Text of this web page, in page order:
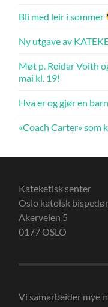
Bli med leir i sommer
Ny utgave av
Møt p. Reidar Voith
mai kl. 19!
Hva er og gjør en
«Coach Carter» som
Kateketisk senter
Oslo katolsk
Akerveien 5
0177 OSLO
Vi samarbeider mye